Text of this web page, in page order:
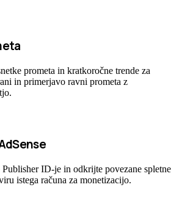
prometa in kratkoročne trende za
in primerjavo ravni prometa z
ID-je in odkrijte povezane spletne
istega računa za monetizacijo.